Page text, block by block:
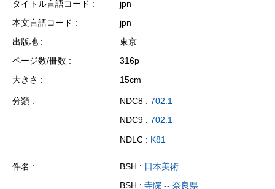
タイトル言語コード
jpn
本文言語コード
jpn
出版地
東京
ページ数/冊数
316p
大きさ
15cm
分類 NDC8 : 702.1
NDC9 : 702.1
NDLC : K81
件名 BSH : 日本美術
BSH : 寺院 -- 奈良県